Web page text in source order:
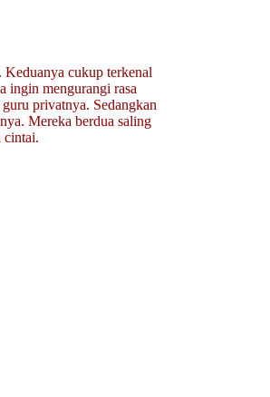
Keduanya cukup terkenal
ingin mengurangi rasa
privatnya. Sedangkan
Mereka berdua saling
cintai.